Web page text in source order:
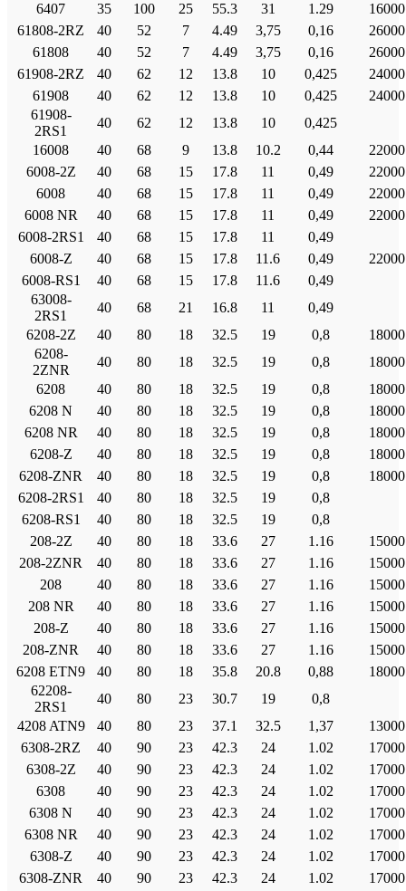
6407
35 100 25 55.3 31 1.29
16000
61808-2RZ
40 52 7 4.49 3,75 0,16
26000
61808
40 52 7 4.49 3,75 0,16
26000
61908-2RZ
40 62 12 13.8 10 0,425
24000
61908
40 62 12 13.8 10 0,425
24000
61908-
2RS1
40 62 12 13.8 10
0,425
16008
40 68 9 13.8 10.2 0,44
22000
6008-2Ζ
40 68 15 17.8 11 0,49
22000
6008
40 68 15 17.8 11 0,49
22000
6008 NR
40 68 15 17.8 11 0,49
22000
6008-2RS1
40 68 15 17.8 11
0,49
6008-Ζ
40 68 15 17.8 11.6 0,49
22000
6008-RS1
40 68 15 17.8 11.6
0,49
63008-
2RS1
40 68 21 16.8 11
0,49
6208-2Ζ
40 80 18 32.5 19 0,8
18000
6208-
2ZNR
40 80 18 32.5 19 0,8
18000
6208
40 80 18 32.5 19 0,8
18000
6208 Ν
40 80 18 32.5 19 0,8
18000
6208 NR
40 80 18 32.5 19 0,8
18000
6208-Ζ
40 80 18 32.5 19 0,8
18000
6208-ZNR
40 80 18 32.5 19 0,8
18000
6208-2RS1
40 80 18 32.5 19
0,8
6208-RS1
40 80 18 32.5 19
0,8
208-2Ζ
40 80 18 33.6 27 1.16
15000
208-2ZNR
40 80 18 33.6 27 1.16
15000
208
40 80 18 33.6 27 1.16
15000
208 NR
40 80 18 33.6 27 1.16
15000
208-Ζ
40 80 18 33.6 27 1.16
15000
208-ZNR
40 80 18 33.6 27 1.16
15000
6208 ETN9
40 80 18 35.8 20.8 0,88
18000
62208-
2RS1
40 80 23 30.7 19
0,8
4208 ATN9
40 80 23 37.1 32.5 1,37
13000
6308-2RZ
40 90 23 42.3 24 1.02
17000
6308-2Ζ
40 90 23 42.3 24 1.02
17000
6308
40 90 23 42.3 24 1.02
17000
6308 Ν
40 90 23 42.3 24 1.02
17000
6308 NR
40 90 23 42.3 24 1.02
17000
6308-Ζ
40 90 23 42.3 24 1.02
17000
6308-ZNR
40 90 23 42.3 24 1.02
17000